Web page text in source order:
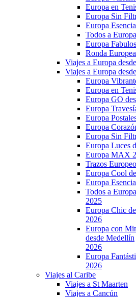
Europa en
Europa Sin
Europa
Todos a
Europa
Ronda
Viajes a Europa
Viajes a Europa
Europa
Europa en
Europa GO
Europa
Europa
Europa
Europa Sin
Europa Luces
Europa MAX
Trazos
Europa Cool
Europa
Todos a
2025
Europa Chic
2026
Europa con
desde Medellín
2026
Europa
2026
Viajes al Caribe
Viajes a St Maarten
Viajes a Cancún